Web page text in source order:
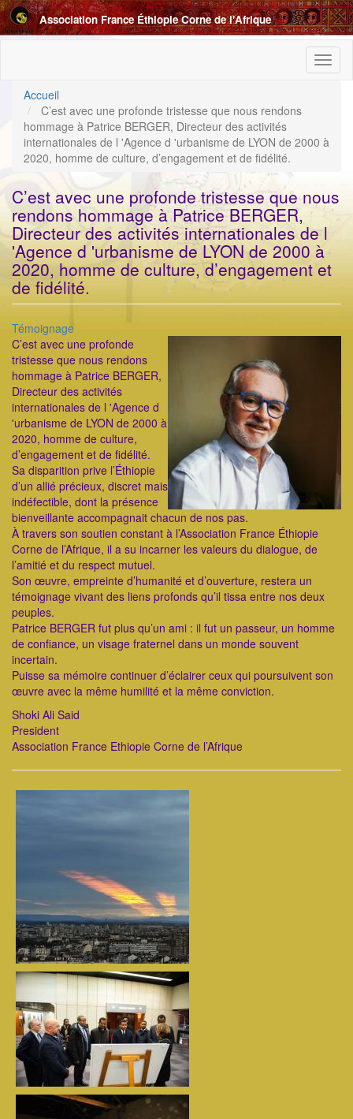
Aller
au
contenu
Association France Éthiopie Corne de l'Afrique
Accueil
C’est avec une profonde tristesse que nous rendons
hommage à Patrice BERGER, Directeur des activités
internationales de l 'Agence d 'urbanisme de LYON de 2000 à
2020, homme de culture, d’engagement et de fidélité.
C’est avec une profonde tristesse que nous
rendons hommage à Patrice BERGER,
Directeur des activités internationales de l
'Agence d 'urbanisme de LYON de 2000 à
2020, homme de culture, d’engagement et
de fidélité.
Catégorie
Témoignage
C’est avec une profonde
tristesse que nous rendons
hommage à Patrice BERGER,
Directeur des activités
internationales de l 'Agence d
'urbanisme de LYON de 2000 à
2020, homme de culture,
d’engagement et de fidélité.
Sa disparition prive l’Éthiopie
d’un allié précieux, discret mais
indéfectible, dont la présence
bienveillante accompagnait chacun de nos pas.
À travers son soutien constant à l’Association France Éthiopie
Corne de l’Afrique, il a su incarner les valeurs du dialogue, de
l’amitié et du respect mutuel.
Son œuvre, empreinte d’humanité et d’ouverture, restera un
témoignage vivant des liens profonds qu’il tissa entre nos deux
peuples.
Patrice BERGER fut plus qu’un ami : il fut un passeur, un homme
de confiance, un visage fraternel dans un monde souvent
incertain.
Puisse sa mémoire continuer d’éclairer ceux qui poursuivent son
œuvre avec la même humilité et la même conviction.
Shoki Ali Said
President
Association France Ethiopie Corne de l’Afrique